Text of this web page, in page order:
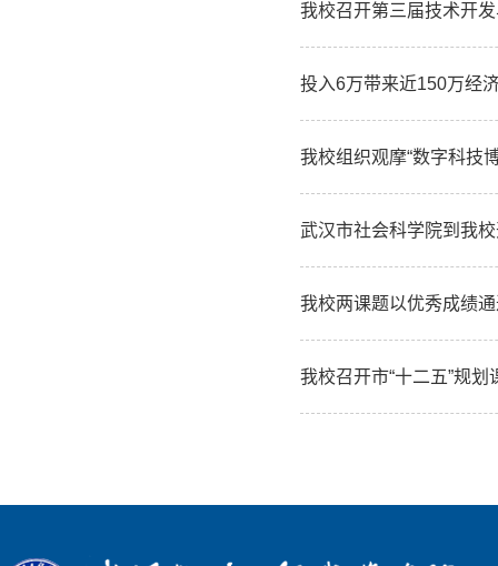
我校召开第三届技术开
投入6万带来近150万经
我校组织观摩“数字科技
武汉市社会科学院到我
我校两课题以优秀成绩
我校召开市“十二五”规